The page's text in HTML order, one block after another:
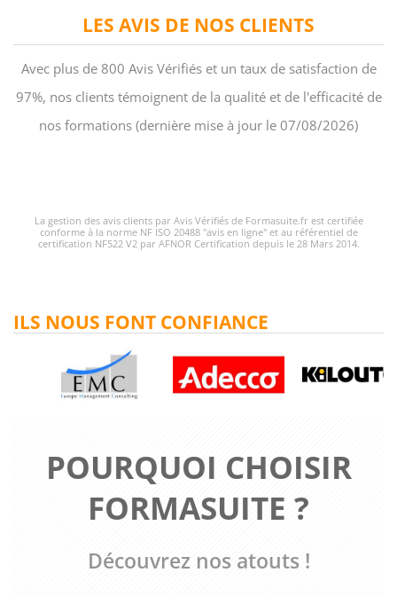
LES AVIS DE NOS CLIENTS
Avec plus de 800 Avis Vérifiés et un taux de satisfaction de
97%, nos clients témoignent de la qualité et de l'efficacité de
nos formations (dernière mise à jour le 07/08/2026)
La gestion des avis clients par Avis Vérifiés de Formasuite.fr est certifiée
conforme à la norme NF ISO 20488 "avis en ligne" et au référentiel de
certification NF522 V2 par AFNOR Certification depuis le 28 Mars 2014.
POURQUOI CHOISIR
FORMASUITE ?
Découvrez nos atouts !
ILS NOUS FONT CONFIANCE